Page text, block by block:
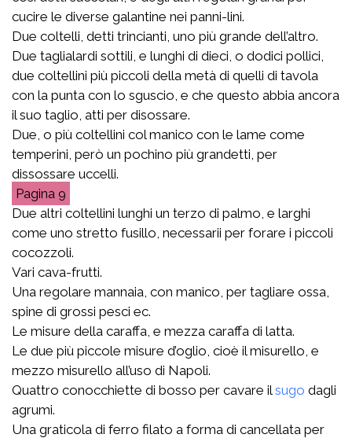
cucire le diverse galantine nei panni-lini.
Due coltelli, detti trincianti, uno più grande dell’altro.
Due taglialardi sottili, e lunghi di dieci, o dodici pollici,
due coltellini più piccoli della metà di quelli di tavola
con la punta con lo sguscio, e che questo abbia ancora
il suo taglio, atti per disossare.
Due, o più coltellini col manico con le lame come
temperini, però un pochino più grandetti, per
dissossare uccelli.
9
Due altri coltellini lunghi un terzo di palmo, e larghi
come uno stretto fusillo, necessarii per forare i piccoli
cocozzoli.
Vari cava-frutti.
Una regolare mannaia, con manico, per tagliare ossa,
spine di grossi pesci ec.
Le misure della caraffa, e mezza caraffa di latta.
Le due più piccole misure d’oglio, cioè il misurello, e
mezzo misurello all’uso di Napoli.
Quattro conocchiette di bosso per cavare ilsugo dagli
agrumi.
Una graticola di ferro filato a forma di cancellata per